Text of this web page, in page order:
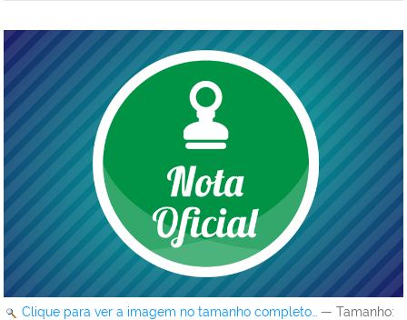
Clique para ver a imagem no tamanho completo… — Tamanho: